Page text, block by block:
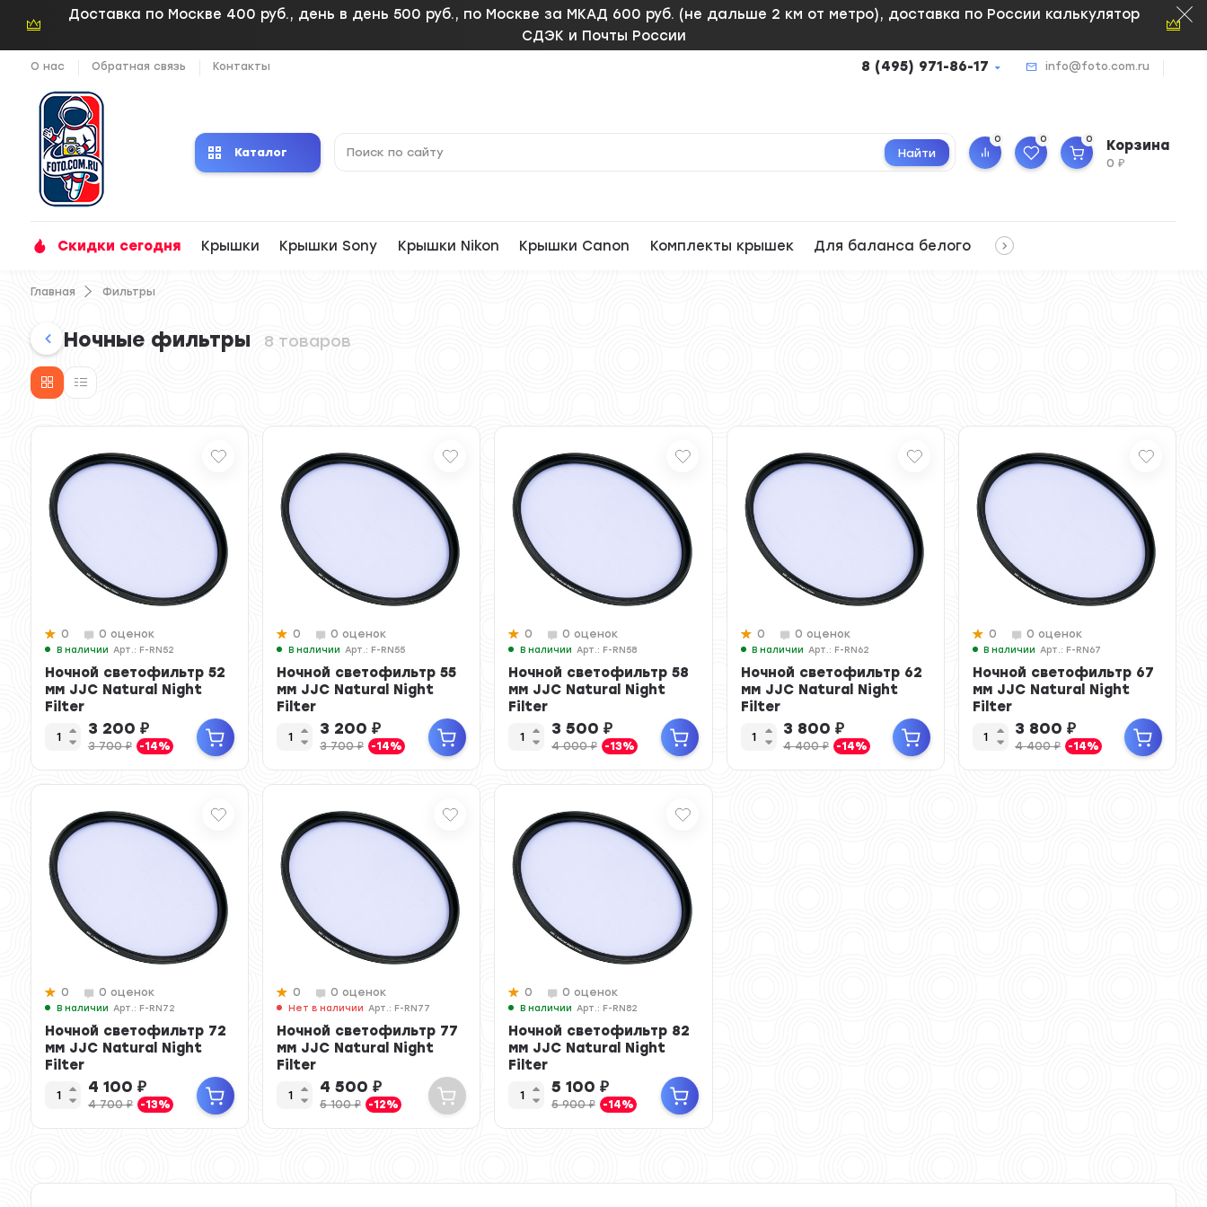
Доставка по Москве 400 руб., день в день 500 руб., по Москве за МКАД 600 руб. (не дальше 2 км от метро), доставка по России калькулятор
СДЭК и Почты России
О нас Обратная связь Контакты 8 (495) 971-86-17 info@foto.com.ru
Каталог Найти
0 0 0 Корзина
0₽
Скидки сегодня Крышки Крышки Sony Крышки Nikon Крышки Canon Комплекты крышек Для баланса белого
Главная Фильтры
Ночные фильтры 8 товаров
0 0 оценок
В наличии Арт.: F-RN52
Ночной светофильтр 52
мм JJC Natural Night
Filter
3 200 ₽
3 700₽ -14%
0 0 оценок
В наличии Арт.: F-RN55
Ночной светофильтр 55
мм JJC Natural Night
Filter
3 200 ₽
3 700₽ -14%
0 0 оценок
В наличии Арт.: F-RN58
Ночной светофильтр 58
мм JJC Natural Night
Filter
3 500 ₽
4 000₽ -13%
0 0 оценок
В наличии Арт.: F-RN62
Ночной светофильтр 62
мм JJC Natural Night
Filter
3 800₽
4 400₽ -14%
0 0 оценок
В наличии Арт.: F-RN67
Ночной светофильтр 67
мм JJC Natural Night
Filter
3 800₽
4 400₽ -14%
0 0 оценок
В наличии Арт.: F-RN72
Ночной светофильтр 72
мм JJC Natural Night
Filter
4 100 ₽
4 700₽ -13%
0 0 оценок
Нет в наличии Арт.: F-RN77
Ночной светофильтр 77
мм JJC Natural Night
Filter
4 500 ₽
5 100₽ -12%
0 0 оценок
В наличии Арт.: F-RN82
Ночной светофильтр 82
мм JJC Natural Night
Filter
5 100 ₽
5 900₽ -14%